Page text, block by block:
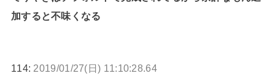
加すると不味くなる
114: 2019/01/27(日) 11:10:28.64